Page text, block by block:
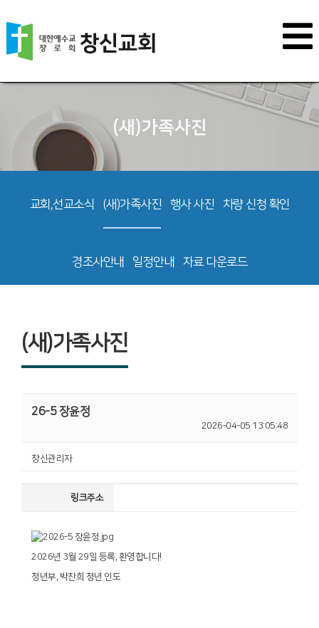
(새)가족사진
교회,선교소식 (새)가족사진 행사 사진 차량 신청 확인
경조사안내 일정안내 자료 다운로드
(새)가족사진
26-5 장윤정
2026-04-05 13:05:48
창신관리자
링크주소
2026년 3월 29일 등록, 환영합니다!
청년부, 박찬희 청년 인도